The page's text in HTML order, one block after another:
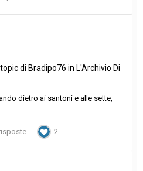
di Bradipo76 in L'Archivio Di
dietro ai santoni e alle sette,
2